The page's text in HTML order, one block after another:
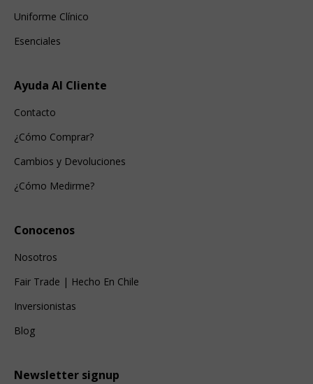
Uniforme Clínico
Esenciales
Ayuda Al Cliente
Contacto
¿Cómo Comprar?
Cambios y Devoluciones
¿Cómo Medirme?
Conocenos
Nosotros
Fair Trade | Hecho En Chile
Inversionistas
Blog
Newsletter signup